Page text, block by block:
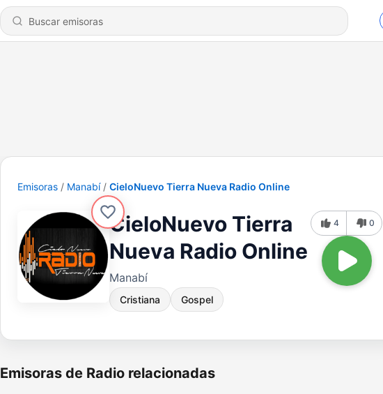
Emisoras Manabí CieloNuevo Tierra Nueva Radio Online
CieloNuevo Tierra
Nueva Radio Online
Manabí
Cristiana Gospel
4 0
Emisoras de Radio relacionadas